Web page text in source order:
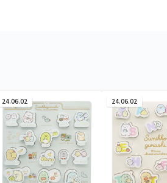
24.06.02 24.06.02